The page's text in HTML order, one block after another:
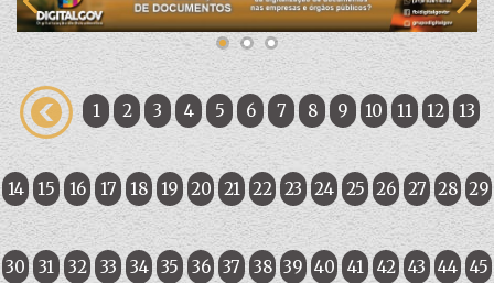
1 2 3 4 5 6 7 8 9 10 11 12 13
14 15 16 17 18 19 20 21 22 23 24 25 26 27 28 29
30 31 32 33 34 35 36 37 38 39 40 41 42 43 44 45